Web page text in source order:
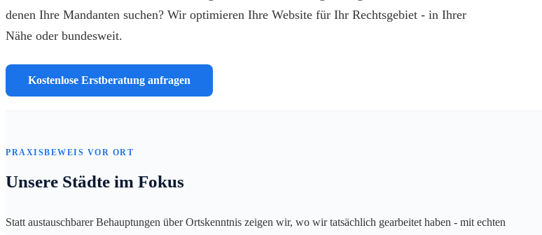
denen Ihre Mandanten suchen? Wir optimieren Ihre Website für Ihr Rechtsgebiet - in Ihrer
Nähe oder bundesweit.
Kostenlose Erstberatung anfragen
PRAXISBEWEIS VOR ORT
Unsere Städte im Fokus
Statt austauschbarer Behauptungen über Ortskenntnis zeigen wir, wo wir tatsächlich gearbeitet haben - mit echten